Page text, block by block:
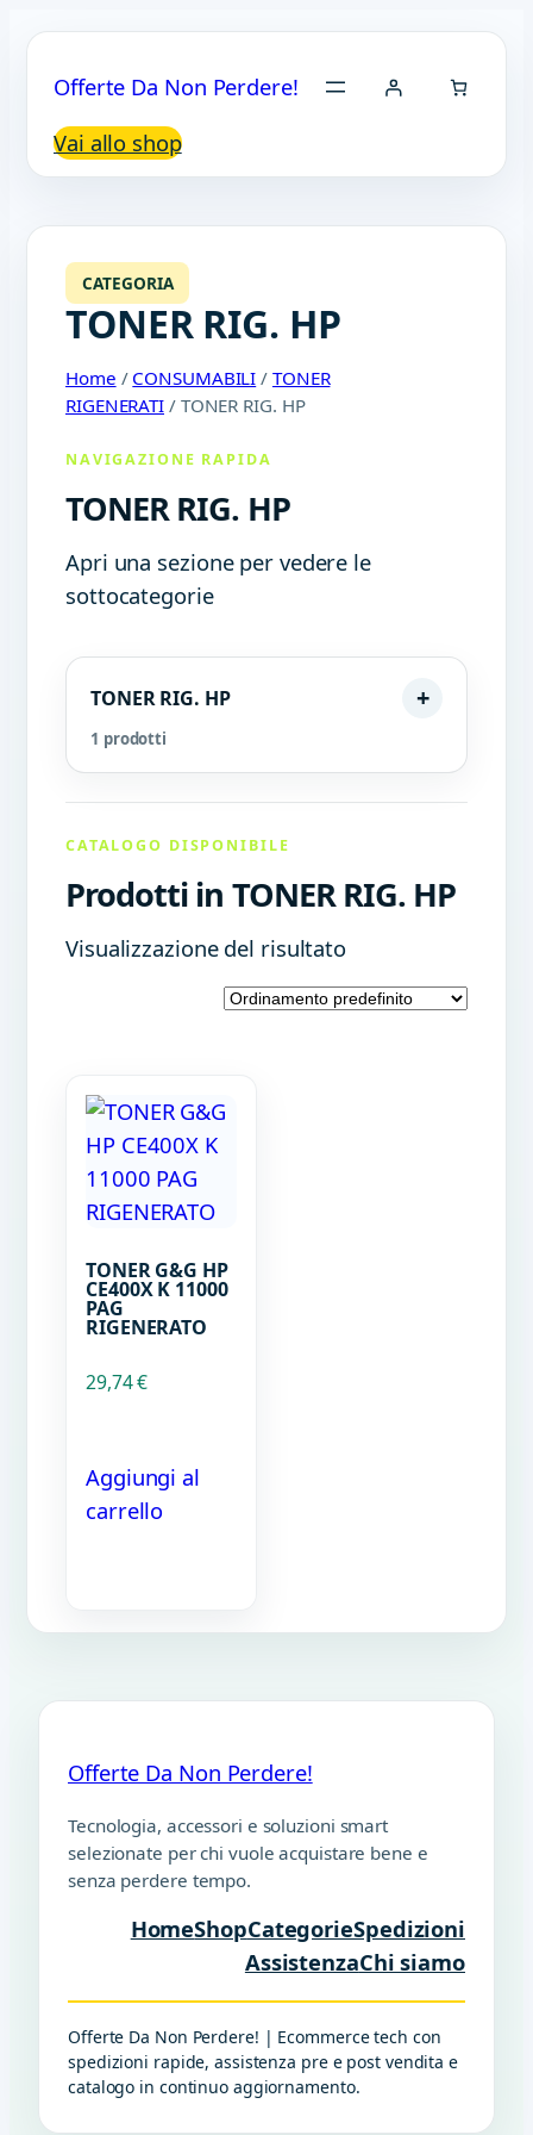
Offerte Da Non Perdere!
Vai allo shop
CATEGORIA
TONER RIG. HP
Home / CONSUMABILI / TONER
RIGENERATI / TONER RIG. HP
NAVIGAZIONE RAPIDA
TONER RIG. HP
Apri una sezione per vedere le
sottocategorie
TONER RIG. HP
1 prodotti
CATALOGO DISPONIBILE
Prodotti in TONER RIG. HP
Visualizzazione del risultato
TONER G&G HP
CE400X K 11000
PAG
RIGENERATO
29,74€
Aggiungi al
carrello
Offerte Da Non Perdere!
Tecnologia, accessori e soluzioni smart
selezionate per chi vuole acquistare bene e
senza perdere tempo.
HomeShopCategorieSpedizioni
AssistenzaChi siamo
Offerte Da Non Perdere! | Ecommerce tech con
spedizioni rapide, assistenza pre e post vendita e
catalogo in continuo aggiornamento.